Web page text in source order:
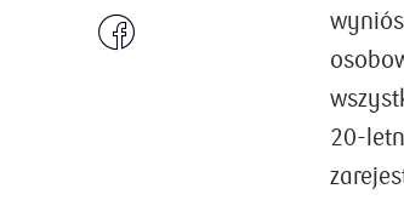
20-
wyzwolenie jest Design
metoda myślenia
centrum stawia
to ostatnio modne
trendem? Jak Design
świecie finansów i w